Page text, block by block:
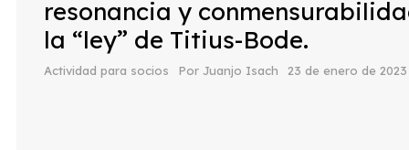
resonancia y
la “ley” de Titius-Bode.
Actividad para socios Por Juanjo Isach 23 de enero de 2023